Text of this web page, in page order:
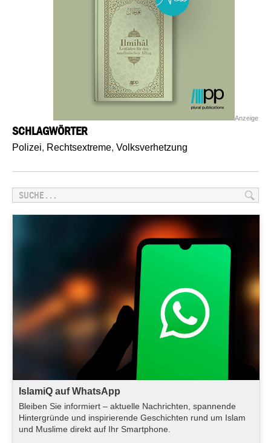
Anzeige
SCHLAGWÖRTER
Polizei, Rechtsextreme, Volksverhetzung
IslamiQ auf WhatsApp
Bleiben Sie informiert – aktuelle Nachrichten, spannende
Hintergründe und inspirierende Geschichten rund um Islam
und Muslime direkt auf Ihr Smartphone.